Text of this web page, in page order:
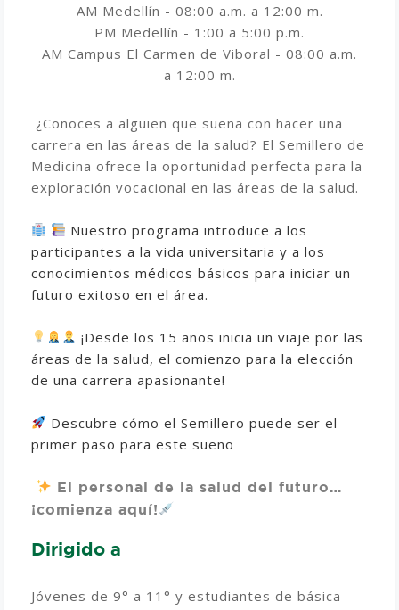
AM Medellín - 08:00 a.m. a 12:00 m.
PM Medellín - 1:00 a 5:00 p.m.
AM Campus El Carmen de Viboral - 08:00 a.m.
a 12:00 m.
¿Conoces a alguien que sueña con hacer una
carrera en las áreas de la salud? El Semillero de
Medicina ofrece la oportunidad perfecta para la
exploración vocacional en las áreas de la salud.
Nuestro programa introduce a los
participantes a la vida universitaria y a los
conocimientos médicos básicos para iniciar un
futuro exitoso en el área.
¡Desde los 15 años inicia un viaje por las
áreas de la salud, el comienzo para la elección
de una carrera apasionante!
Descubre cómo el Semillero puede ser el
primer paso para este sueño
El personal de la salud del futuro…
¡comienza aquí!
Dirigido a
Jóvenes de 9° a 11° y estudiantes de básica